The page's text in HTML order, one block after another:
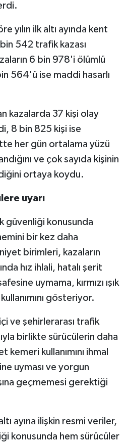
yılın ilk altı ayında kent
542 trafik kazası
6 bin 978'i ölümlü
564'ü ise maddi hasarlı
kazalarda 37 kişi olay
8 bin 825 kişi ise
her gün ortalama yüzü
ve çok sayıda kişinin
ortaya koydu.
uyarı
güvenliği konusunda
bir kez daha
birimleri, kazaların
hız ihlali, hatalı şerit
uymama, kırmızı ışık
gösteriyor.
ve şehirlerarası trafik
birlikte sürücülerin daha
kullanımını ihmal
uyması ve yorgun
geçmemesi gerektiği
ayına ilişkin resmi veriler,
konusunda hem sürücüler